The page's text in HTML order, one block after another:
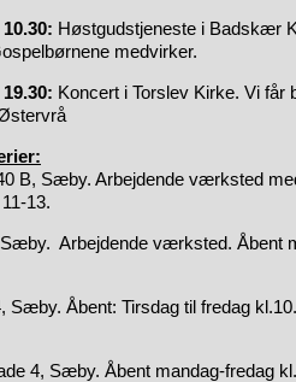
Høstgudstjeneste i Badskær
medvirker.
Koncert i Torslev Kirke. Vi får
B, Sæby. Arbejdende værksted
13.
Arbejdende værksted. Åbent
Sæby. Åbent: Tirsdag til fredag
4, Sæby. Åbent mandag-fredag